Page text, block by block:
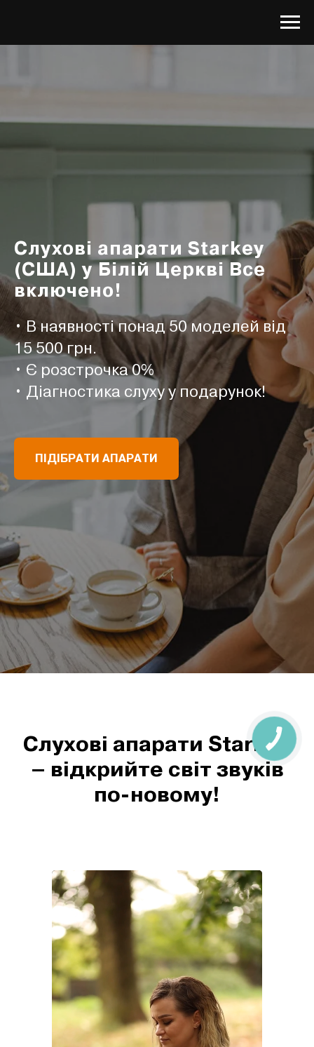
Слухові апарати Starkey
(США) у Білій Церкві Все
включено!
• В наявності понад 50 моделей від
15 500 грн.
• Є розстрочка 0%
• Діагностика слуху у подарунок!
ПІДІБРАТИ АПАРАТИ
Слухові апарати Starkey
– відкрийте світ звуків
по-новому!